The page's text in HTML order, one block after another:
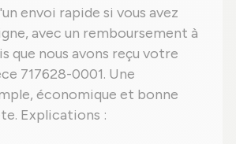
envoi rapide si vous avez
avec un remboursement à
que nous avons reçu votre
717628-0001. Une
économique et bonne
Explications :